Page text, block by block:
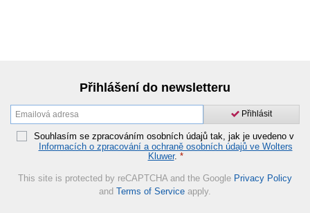
Přihlášení do newsletteru
Přihlásit
Souhlasím se zpracováním osobních údajů tak, jak je uvedeno v
Informacích o zpracování a ochraně osobních údajů ve Wolters
Kluwer. *
This site is protected by reCAPTCHA and the Google Privacy Policy
and Terms of Service apply.